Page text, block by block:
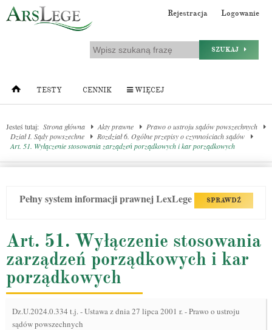
Rejestracja Logowanie
SZUKAJ
TESTY CENNIK WIĘCEJ
Jesteś tutaj: Strona główna Akty prawne
Prawo o ustroju sądów powszechnych
Dział I. Sądy powszechne
Rozdział 6. Ogólne przepisy o czynnościach sądów
Art. 51. Wyłączenie stosowania zarządzeń porządkowych i kar porządkowych
Pełny system informacji prawnej LexLege SPRAWDŹ
Art. 51. Wyłączenie stosowania
zarządzeń porządkowych i kar
porządkowych
Dz.U.2024.0.334 t.j.-Ustawa z dnia 27 lipca 2001 r. - Prawo o ustroju
sądów powszechnych